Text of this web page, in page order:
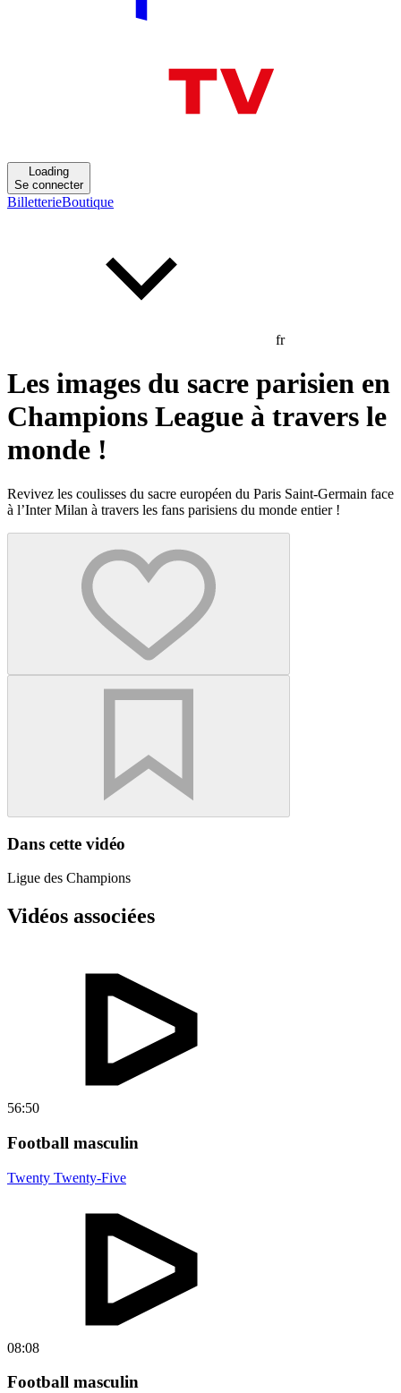
Loading
Se connecter
BilletterieBoutique
fr
Les images du sacre parisien en
Champions League à travers le
monde !
Revivez les coulisses du sacre européen du Paris Saint-Germain face
à l’Inter Milan à travers les fans parisiens du monde entier !
Dans cette vidéo
Ligue des Champions
Vidéos associées
56:50
Football masculin
Twenty Twenty-Five
08:08
Football masculin